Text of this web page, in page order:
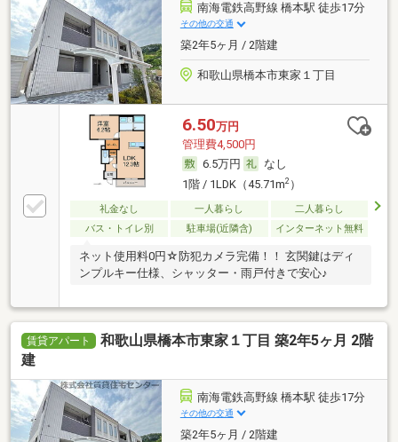
南海電鉄高野線 橋本駅 徒歩17分
その他の交通
築2年5ヶ月 / 2階建
和歌山県橋本市東家１丁目
6.50万円
管理費4,500円
6.5万円
なし
1階 / 1LDK（45.71m2）
礼金なし 一人暮らし
二人暮らし
バス・トイレ別
駐車場(近隣含) インターネット無料
ネット使用料0円☆防犯カメラ完備！！ 玄関鍵はディ
ンプルキー仕様、シャッター・雨戸付きで安心♪
賃貸アパート
和歌山県橋本市東家１丁目 築2年5ヶ月 2階
建
南海電鉄高野線 橋本駅 徒歩17分
その他の交通
築2年5ヶ月 / 2階建